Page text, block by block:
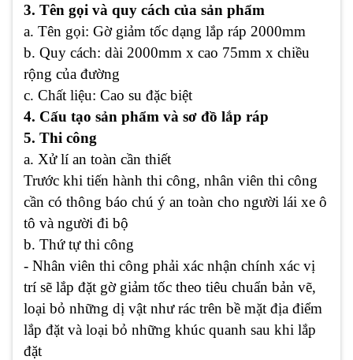
3. Tên gọi và quy cách của sản phẩm
a. Tên gọi: Gờ giảm tốc dạng lắp ráp 2000mm
b. Quy cách: dài 2000mm x cao 75mm x chiều
rộng của đường
c. Chất liệu: Cao su đặc biệt
4. Cấu tạo sản phẩm và sơ đồ lắp ráp
5. Thi công
a. Xử lí an toàn cần thiết
Trước khi tiến hành thi công, nhân viên thi công
cần có thông báo chú ý an toàn cho người lái xe ô
tô và người đi bộ
b. Thứ tự thi công
- Nhân viên thi công phải xác nhận chính xác vị
trí sẽ lắp đặt gờ giảm tốc theo tiêu chuẩn bản vẽ,
loại bỏ những dị vật như rác trên bề mặt địa điểm
lắp đặt và loại bỏ những khúc quanh sau khi lắp
đặt